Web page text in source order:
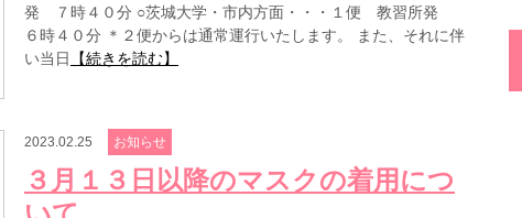
発 ７時４０分 ○茨城大学・市内方面・・・１便 教習所発
６時４０分 ＊２便からは通常運行いたします。 また、それに伴
い当日
【続きを読む】
2023.02.25 お知らせ
３月１３日以降のマスクの着用につ